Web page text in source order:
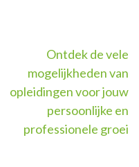
Ontdek de vele
mogelijkheden van
opleidingen voor jouw
persoonlijke en
professionele groei